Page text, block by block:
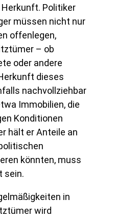
Politiker
müssen nicht nur
offenlegen,
– ob
oder andere
dieses
nachvollziehbar
Immobilien, die
Konditionen
hält er Anteile an
könnten, muss
sein.
in
wird